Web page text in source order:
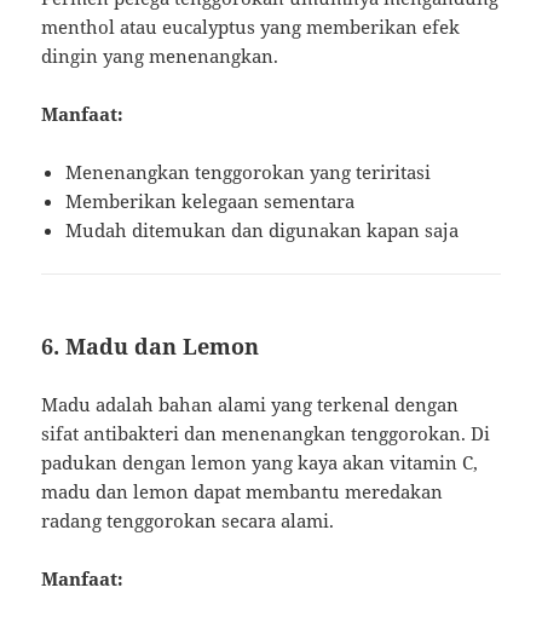
menthol atau eucalyptus yang memberikan efek
dingin yang menenangkan.
Manfaat:
Menenangkan tenggorokan yang teriritasi
Memberikan kelegaan sementara
Mudah ditemukan dan digunakan kapan saja
6. Madu dan Lemon
Madu adalah bahan alami yang terkenal dengan
sifat antibakteri dan menenangkan tenggorokan. Di
padukan dengan lemon yang kaya akan vitamin C,
madu dan lemon dapat membantu meredakan
radang tenggorokan secara alami.
Manfaat: